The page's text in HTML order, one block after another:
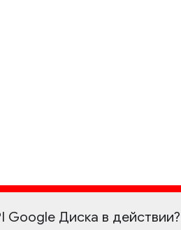
Google Диска в действии?